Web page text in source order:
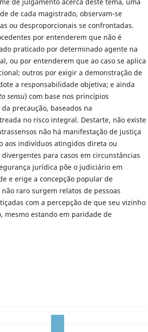
de cada magistrado, observam-se
ou desproporcionais se confrontadas.
por entenderem que não é
praticado por determinado agente na
ou por entenderem que ao caso se aplica
outros por exigir a demonstração de
a responsabilidade objetiva; e ainda
sensu) com base nos princípios
precaução, baseados na
no risco integral. Destarte, não existe
não há manifestação de justiça
aos indivíduos atingidos direta ou
para casos em circunstâncias
jurídica põe o judiciário em
e erige a concepção popular de
raro surgem relatos de pessoas
com a percepção de que seu vizinho
mesmo estando em paridade de